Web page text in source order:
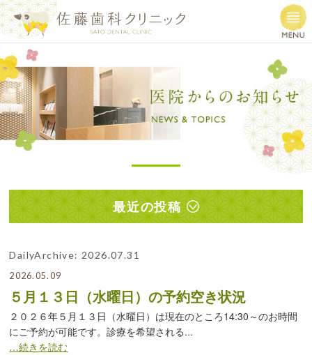
最近の投稿
DailyArchive:2026.07.31
2026.05.09
５月１３日（水曜日）の予約空き状況
２０２６年５月１３日（水曜日）は現在のところ14:30～のお時間
にご予約が可能です。診療を希望される...
…続きを読む